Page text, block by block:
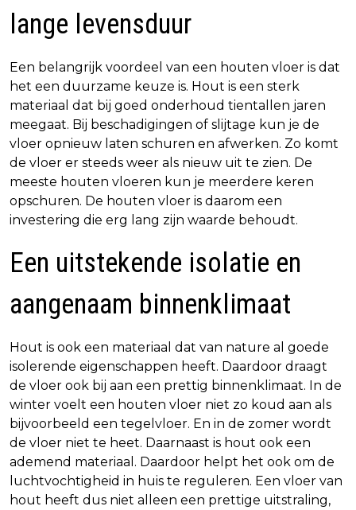
lange levensduur
Een belangrijk voordeel van een houten vloer is dat
het een duurzame keuze is. Hout is een sterk
materiaal dat bij goed onderhoud tientallen jaren
meegaat. Bij beschadigingen of slijtage kun je de
vloer opnieuw laten schuren en afwerken. Zo komt
de vloer er steeds weer als nieuw uit te zien. De
meeste houten vloeren kun je meerdere keren
opschuren. De houten vloer is daarom een
investering die erg lang zijn waarde behoudt.
Een uitstekende isolatie en
aangenaam binnenklimaat
Hout is ook een materiaal dat van nature al goede
isolerende eigenschappen heeft. Daardoor draagt
de vloer ook bij aan een prettig binnenklimaat. In de
winter voelt een houten vloer niet zo koud aan als
bijvoorbeeld een tegelvloer. En in de zomer wordt
de vloer niet te heet. Daarnaast is hout ook een
ademend materiaal. Daardoor helpt het ook om de
luchtvochtigheid in huis te reguleren. Een vloer van
hout heeft dus niet alleen een prettige uitstraling,